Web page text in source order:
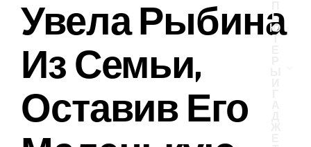
Ь
Ю
Т
Увела Рыбина
Из Семьи,
Оставив Его